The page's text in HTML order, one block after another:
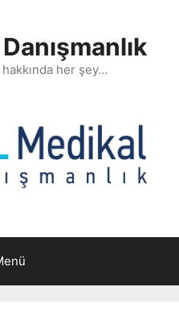
her şey…